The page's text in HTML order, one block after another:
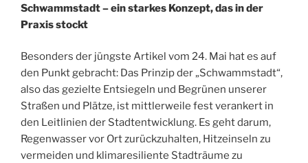
Schwammstadt – ein starkes Konzept, das in der
Praxis stockt
Besonders der jüngste Artikel vom 24. Mai hat es auf
den Punkt gebracht: Das Prinzip der „Schwammstadt“,
also das gezielte Entsiegeln und Begrünen unserer
Straßen und Plätze, ist mittlerweile fest verankert in
den Leitlinien der Stadtentwicklung. Es geht darum,
Regenwasser vor Ort zurückzuhalten, Hitzeinseln zu
vermeiden und klimaresiliente Stadträume zu